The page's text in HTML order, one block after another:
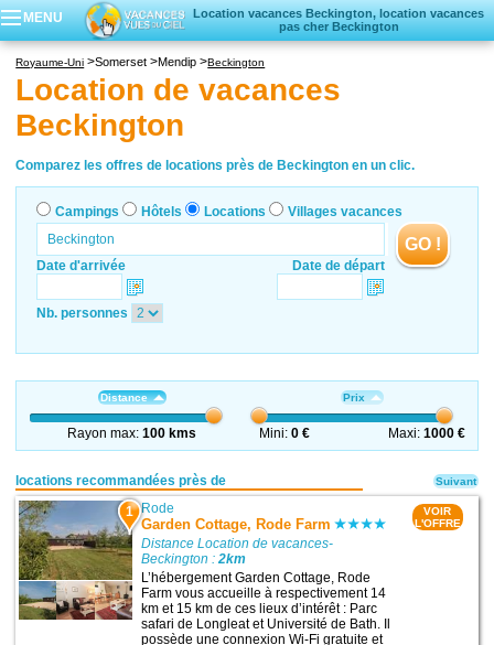
MENU
Location vacances Beckington, location vacances
pas cher Beckington
Locations vacances
Royaume-Uni Somerset Mendip Beckington
Location de vacances
Beckington
Comparez les offres de locations près de Beckington en un clic.
Campings Hôtels Locations Villages vacances
Date d'arrivée Date de départ
GO !
Nb. personnes
Distance
Rayon max:100 kms
Prix
Mini:0 € Maxi: 1000 €
locations recommandées près de
1 Rode
Garden Cottage, Rode Farm
Distance Location de vacances-
Beckington :2km
L’hébergement Garden Cottage, Rode
Farm vous accueille à respectivement 14
km et 15 km de ces lieux d’intérêt : Parc
safari de Longleat et Université de Bath. Il
possède une connexion Wi-Fi gratuite et
VOIR
L'OFFRE
Suivant